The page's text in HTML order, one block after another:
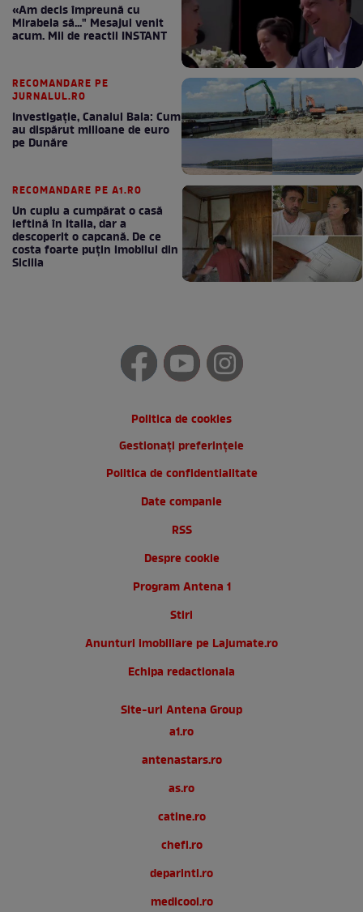
«Am decis împreună cu
Mirabela să..." Mesajul venit
acum. Mii de reactii INSTANT
RECOMANDARE PE
JURNALUL.RO
Investigație, Canalul Bala: Cum
au dispărut milioane de euro
pe Dunăre
RECOMANDARE PE A1.RO
Un cuplu a cumpărat o casă
ieftină în Italia, dar a
descoperit o capcană. De ce
costa foarte puțin imobilul din
Sicilia
Politica de cookies
Gestionați preferințele
Politica de confidentialitate
Date companie
RSS
Despre cookie
Program Antena 1
Stiri
Anunturi imobiliare pe Lajumate.ro
Echipa redactionala
Site-uri Antena Group
a1.ro
antenastars.ro
as.ro
catine.ro
chefi.ro
deparinti.ro
medicool.ro